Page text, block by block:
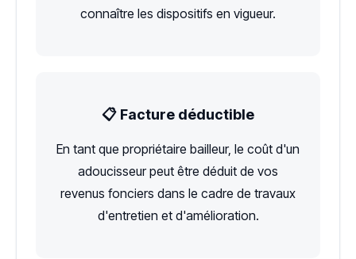
connaître les dispositifs en vigueur.
📋 Facture déductible
En tant que propriétaire bailleur, le coût d'un
adoucisseur peut être déduit de vos
revenus fonciers dans le cadre de travaux
d'entretien et d'amélioration.